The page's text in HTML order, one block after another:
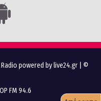
Radio powered by live24.gr | ©
FM 94.6